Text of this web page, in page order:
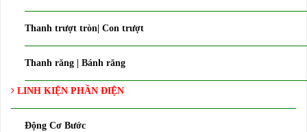
Thanh trượt tròn| Con trượt
Thanh răng | Bánh răng
LINH KIỆN PHẦN ĐIỆN
Động Cơ Bước